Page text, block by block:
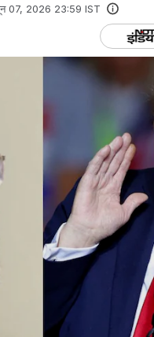
07, 2026 23:59 IST